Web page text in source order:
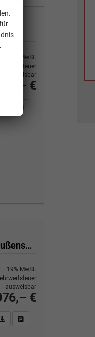
€
19% MwSt.
ausweisbar
Sie an
PDF-Fahrzeugexposé drucken
kurz 2.0 TDI SCR 110 kW 8 Gang Automatik Klima, 70 L Tank, Außenspiegel elektrisch klappbar, Fahrerassistenzpaket
€
19% MwSt.
ausweisbar
Sie an
PDF-Fahrzeugexposé drucken